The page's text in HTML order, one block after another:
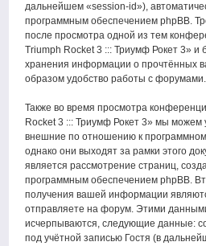
дальнейшем «session-id»),
программным обеспечением phpBB.
после просмотра одной из тем
Triumph Rocket 3 ::: Триумф Рокет 3» и
хранения информации о прочтённых
образом удобство работы с форумами.
Также во время просмотра
Rocket 3 ::: Триумф Рокет 3» мы можем
внешние по отношению к
однако они выходят за рамки этого
является рассмотрение страниц,
программным обеспечением phpBB.
получения вашей информации
отправляете на форум. Этими
исчерпываются, следующие данные:
под учётной записью Гостя (в